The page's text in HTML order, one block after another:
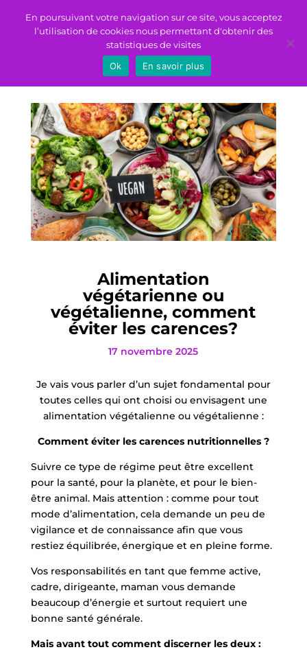
Alimentation
végétarienne ou
végétalienne, comment
éviter les carences?
17 novembre 2025
Je vais vous parler d’un sujet fondamental pour
toutes celles qui ont choisi ou envisagent une
alimentation végétalienne ou végétalienne :
Comment éviter les carences nutritionnelles ?
Suivre ce type de régime peut être excellent
pour la santé, pour la planète, et pour le bien-
être animal. Mais attention : comme pour tout
mode d’alimentation, cela demande un peu de
vigilance et de connaissance afin que vous
restiez équilibrée, énergique et en pleine forme.
Vos responsabilités en tant que femme active,
cadre, dirigeante, maman vous demande
beaucoup d’énergie et surtout requiert une
bonne santé générale.
Mais avant tout comment discerner les deux :
En poursuivant votre navigation sur ce site, vous acceptez
l’utilisation de cookies nous permettant d'obtenir des
statistiques de visites
Ok
En savoir plus